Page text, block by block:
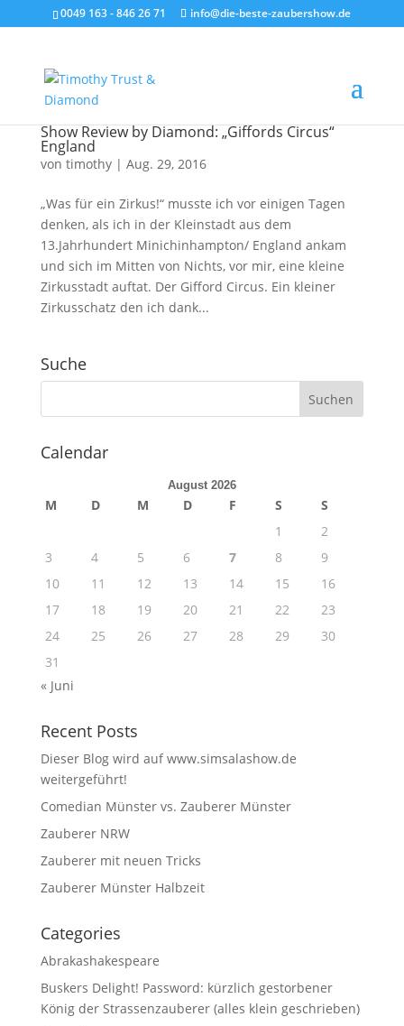
0049 163 - 846 26 71 info@die-beste-zaubershow.de
Show Review by Diamond: „Giffords Circus“
England
von timothy| Aug. 29, 2016
„Was für ein Zirkus!“ musste ich vor einigen Tagen
denken, als ich in der Kleinstadt aus dem
13.Jahrhundert Minichinhampton/ England ankam
und sich im Mitten von Nichts, vor mir, eine kleine
Zirkusstadt auftat. Der Gifford Circus. Ein kleiner
Zirkusschatz den ich dank...
Suche
Calendar
August 2026
M D M D F S
S
1
2
3
4 5 6 7 8
9
10
11 12 13 14 15
16
17
18 19 20 21 22
23
24
25 26 27 28 29
30
31
« Juni
Recent Posts
Dieser Blog wird auf www.simsalashow.de
weitergeführt!
Comedian Münster vs. Zauberer Münster
Zauberer NRW
Zauberer mit neuen Tricks
Zauberer Münster Halbzeit
Categories
Abrakashakespeare
Buskers Delight! Password: kürzlich gestorbener
König der Strassenzauberer (alles klein geschrieben)